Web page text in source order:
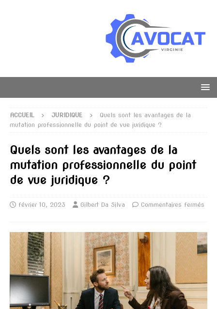
ACCUEIL JURIDIQUE
Quels sont les avantages de la
mutation professionnelle du point de vue juridique ?
Quels sont les avantages de la
mutation professionnelle du point
de vue juridique ?
février 10, 2023 Gilbert Da Silva Commentaires fermés